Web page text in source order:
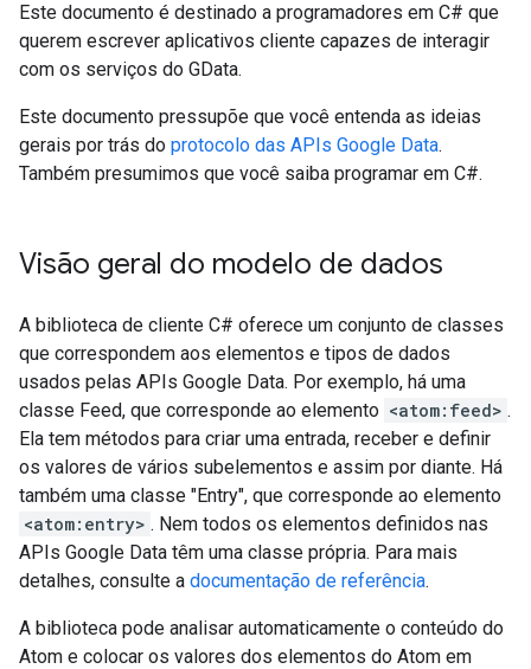
Este documento é destinado a programadores em C# que
querem escrever aplicativos cliente capazes de interagir
com os serviços do GData.
Este documento pressupõe que você entenda as ideias
gerais por trás do protocolo das APIs Google Data.
Também presumimos que você saiba programar em C#.
Visão geral do modelo de dados
A biblioteca de cliente C# oferece um conjunto de classes
que correspondem aos elementos e tipos de dados
usados pelas APIs Google Data. Por exemplo, há uma
classe Feed, que corresponde ao elemento <atom:feed> .
Ela tem métodos para criar uma entrada, receber e definir
os valores de vários subelementos e assim por diante. Há
também uma classe "Entry", que corresponde ao elemento
<atom:entry> . Nem todos os elementos definidos nas
APIs Google Data têm uma classe própria. Para mais
detalhes, consulte a documentação de referência.
A biblioteca pode analisar automaticamente o conteúdo do
Atom e colocar os valores dos elementos do Atom em